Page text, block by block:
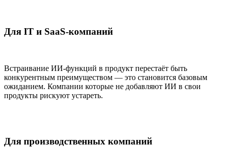
Для IT и SaaS-компаний
Встраивание ИИ-функций в продукт перестаёт быть
конкурентным преимуществом — это становится базовым
ожиданием. Компании которые не добавляют ИИ в свои
продукты рискуют устареть.
Для производственных компаний